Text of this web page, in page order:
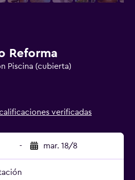
Reforma
Piscina (cubierta)
verificadas
- mar. 18/8